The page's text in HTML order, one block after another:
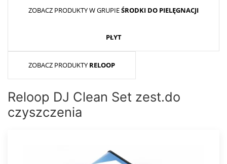
ZOBACZ PRODUKTY W GRUPIEŚRODKI DO PIELĘGNACJI
PŁYT
ZOBACZ PRODUKTY RELOOP
Reloop DJ Clean Set zest.do
czyszczenia